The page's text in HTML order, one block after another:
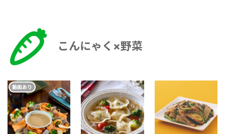
こんにゃく×野菜
動画あり